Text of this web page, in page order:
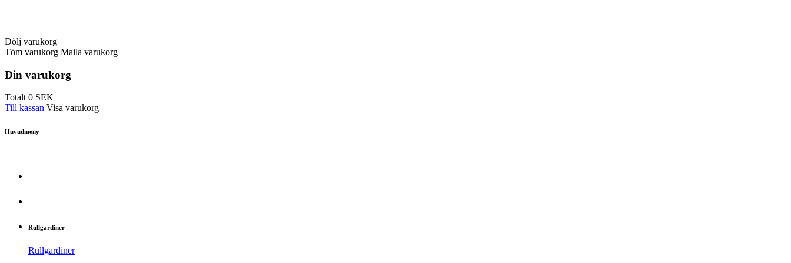
Dölj varukorg
Töm varukorg Maila varukorg
Din varukorg
Totalt0 SEK
Till kassan Visa varukorg
Huvudmeny
Rullgardiner
Rullgardiner